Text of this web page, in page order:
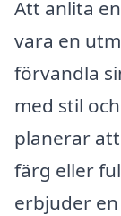
Att anlita en
vara en
förvandla
med stil
planerar
färg eller
erbjuder